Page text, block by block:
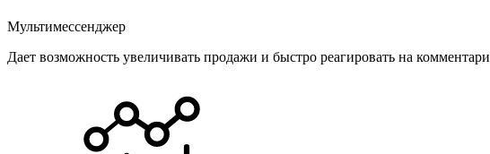
Мультимессенджер
Дает возможность увеличивать продажи и быстро реагировать на